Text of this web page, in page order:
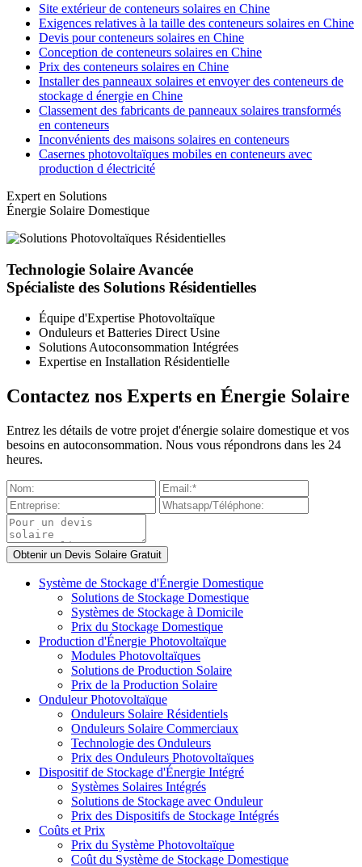
Site extérieur de conteneurs solaires en Chine
Exigences relatives à la taille des conteneurs solaires en Chine
Devis pour conteneurs solaires en Chine
Conception de conteneurs solaires en Chine
Prix des conteneurs solaires en Chine
Installer des panneaux solaires et envoyer des conteneurs de
stockage d énergie en Chine
Classement des fabricants de panneaux solaires transformés
en conteneurs
Inconvénients des maisons solaires en conteneurs
Casernes photovoltaïques mobiles en conteneurs avec
production d électricité
Expert en Solutions
Énergie Solaire Domestique
Technologie Solaire Avancée
Spécialiste des Solutions Résidentielles
Équipe d'Expertise Photovoltaïque
Onduleurs et Batteries Direct Usine
Solutions Autoconsommation Intégrées
Expertise en Installation Résidentielle
Contactez nos Experts en Énergie Solaire
Entrez les détails de votre projet d'énergie solaire domestique et vos
besoins en autoconsommation. Nous vous répondrons dans les 24
heures.
Système de Stockage d'Énergie Domestique
Solutions de Stockage Domestique
Systèmes de Stockage à Domicile
Prix du Stockage Domestique
Production d'Énergie Photovoltaïque
Modules Photovoltaïques
Solutions de Production Solaire
Prix de la Production Solaire
Onduleur Photovoltaïque
Onduleurs Solaire Résidentiels
Onduleurs Solaire Commerciaux
Technologie des Onduleurs
Prix des Onduleurs Photovoltaïques
Dispositif de Stockage d'Énergie Intégré
Systèmes Solaires Intégrés
Solutions de Stockage avec Onduleur
Prix des Dispositifs de Stockage Intégrés
Coûts et Prix
Prix du Système Photovoltaïque
Coût du Système de Stockage Domestique